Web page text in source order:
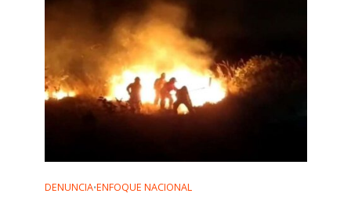
DENUNCIA•ENFOQUE NACIONAL